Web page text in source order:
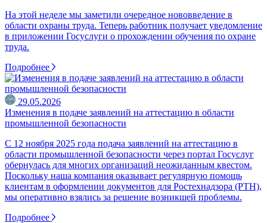
На этой неделе мы заметили очередное нововведение в
области охраны труда. Теперь работник получает уведомление
в приложении Госуслуги о прохождении обучения по охране
труда.
Подробнее
29.05.2026
Изменения в подаче заявлений на аттестацию в области
промышленной безопасности
С 12 ноября 2025 года подача заявлений на аттестацию в
области промышленной безопасности через портал Госуслуг
обернулась для многих организаций неожиданным квестом.
Поскольку наша компания оказывает регулярную помощь
клиентам в оформлении документов для Ростехнадзора (РТН),
мы оперативно взялись за решение возникшей проблемы.
Подробнее